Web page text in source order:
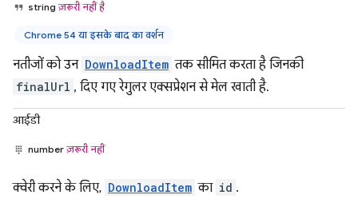
stringज़रूरी नहीं है
Chrome 54 या इसके बाद का वर्शन
नतीजों को उन DownloadItem तक सीमित करता है जिनकी
finalUrl , दिए गए रेगुलर एक्सप्रेशन से मेल खाती है.
आईडी
numberज़रूरी नहीं
क्वेरी करने के लिए, DownloadItem का id .